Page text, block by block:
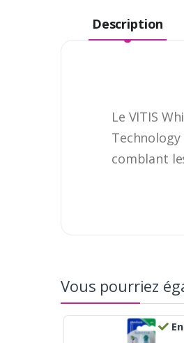
Description
Le VITIS
comblant
Vous pourriez